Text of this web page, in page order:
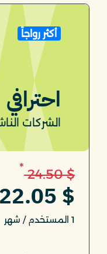
أكثر رواجاً
احترافي
الشركات
$ 24.50
*
$ 22.05
1 المستخدم / شهر